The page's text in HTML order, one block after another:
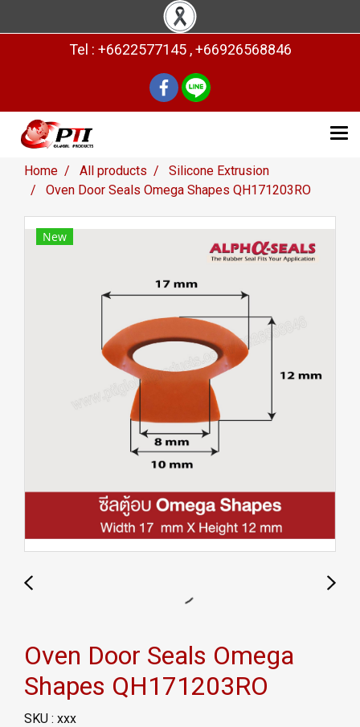
Tel : +6622577145 , +66926568846
Home All products
Silicone Extrusion
Oven Door Seals Omega Shapes QH171203RO
New
Oven Door Seals Omega
Shapes QH171203RO
SKU : xxx